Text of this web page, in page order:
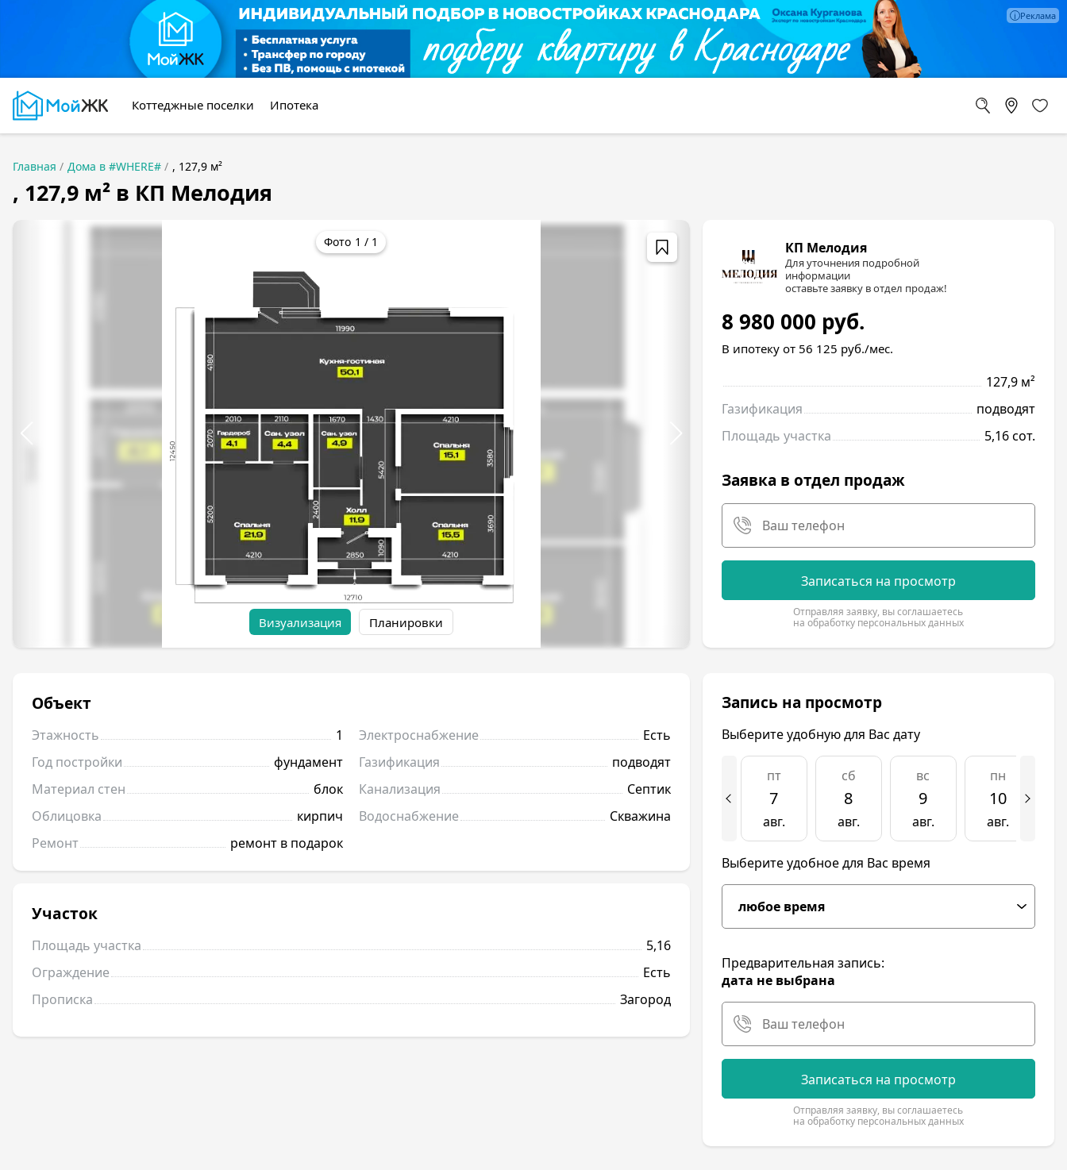
Коттеджные поселки Ипотека
Главная Дома в #WHERE# , 127,9 м²
, 127,9 м² в КП Мелодия
1 / 1
Визуализация Планировки
КП Мелодия
Для уточнения подробной
информации
оставьте заявку в отдел продаж!
8 980 000 руб.
В ипотеку от 56 125 руб./мес.
127,9 м²
Газификация
подводят
Площадь участка
5,16 сот.
Заявка в отдел продаж
Записаться на просмотр
Отправляя заявку, вы соглашаетесь
на обработку персональных данных
Объект
Этажность
1
Год постройки
фундамент
Материал стен
блок
Облицовка
кирпич
Ремонт
ремонт в подарок
Электроснабжение
Есть
Газификация
подводят
Канализация
Септик
Водоснабжение
Скважина
Участок
Площадь участка
5,16
Ограждение
Есть
Прописка
Загород
Запись на просмотр
Выберите удобную для Вас дату
пт
7
авг.
сб
8
авг.
вс
9
авг.
пн
10
авг.
Выберите удобное для Вас время
Предварительная запись:
дата не выбрана
Записаться на просмотр
Отправляя заявку, вы соглашаетесь
на обработку персональных данных